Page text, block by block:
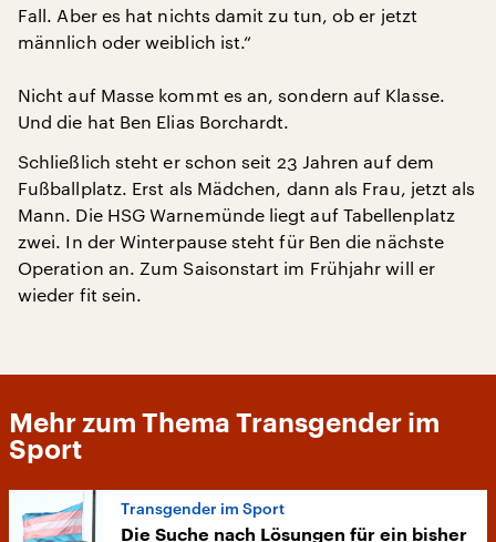
Fall. Aber es hat nichts damit zu tun, ob er jetzt
männlich oder weiblich ist.“
Nicht auf Masse kommt es an, sondern auf Klasse.
Und die hat Ben Elias Borchardt.
Schließlich steht er schon seit 23 Jahren auf dem
Fußballplatz. Erst als Mädchen, dann als Frau, jetzt als
Mann. Die HSG Warnemünde liegt auf Tabellenplatz
zwei. In der Winterpause steht für Ben die nächste
Operation an. Zum Saisonstart im Frühjahr will er
wieder fit sein.
Mehr zum Thema Transgender im
Sport
Transgender im Sport
Die Suche nach Lösungen für ein bisher